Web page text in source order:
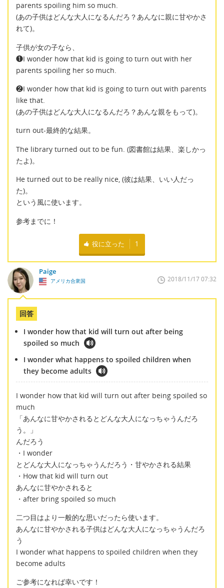
parents spoiling him so much.
(あの子供はどんな大人になるんだろ？あんなに親に甘やかさ
れて)。
子供が女の子なら、
❶I wonder how that kid is going to turn out with her
parents spoiling her so much.
❷I wonder how that kid is going to turn out with parents
like that.
(あの子供はどんな大人になるんだろ？あんな親をもって)。
turn out-最終的な結果。
The library turned out to be fun. (図書館は結果、楽しかっ
たよ)。
He turned out to be really nice, (彼は結果、いい人だっ
た)。
という風に使います。
参考までに！
役に立った 1
Paige
アメリカ合衆国 2018/11/17 07:32
回答
I wonder how that kid will turn out after being
spoiled so much
I wonder what happens to spoiled children when
they become adults
I wonder how that kid will turn out after being spoiled so
much
「あんなに甘やかされるとどんな大人になっちゃうんだろ
う。」
んだろう
・I wonder
とどんな大人になっちゃうんだろう・甘やかされる結果
・How that kid will turn out
あんなに甘やかされると
・after bring spoiled so much
二つ目はより一般的な思いだったら使います。
あんなに甘やかされる子供はどんな大人になっちゃうんだろ
う
I wonder what happens to spoiled children when they
become adults
ご参考になれば幸いです！